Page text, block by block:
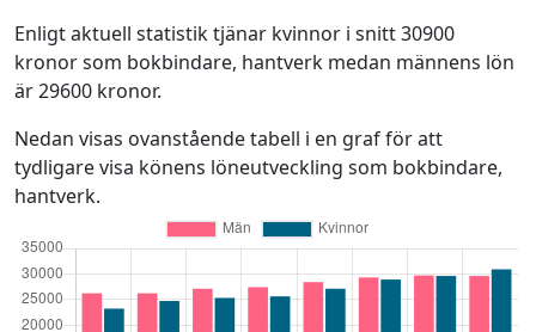
Enligt aktuell statistik tjänar kvinnor i snitt 30900
kronor som bokbindare, hantverk medan männens lön
är 29600 kronor.
Nedan visas ovanstående tabell i en graf för att
tydligare visa könens löneutveckling som bokbindare,
hantverk.